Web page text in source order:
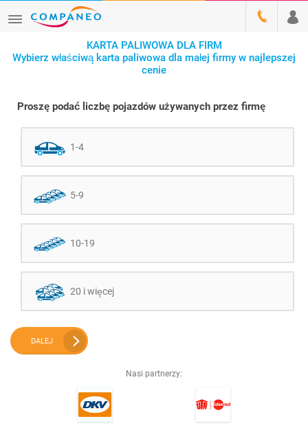
KARTA PALIWOWA DLA FIRM
Wybierz właściwą karta paliwowa dla małej firmy w najlepszej
cenie
Proszę podać liczbę pojazdów używanych przez firmę
1-4
5-9
10-19
20 i więcej
DALEJ
Nasi partnerzy: